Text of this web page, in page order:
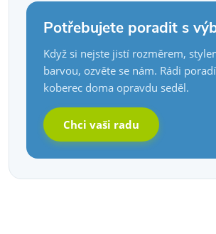
Potřebujete poradit s
Když si nejste jistí rozměrem,
barvou, ozvěte se nám. Rádi
koberec doma opravdu seděl.
Chci vaši radu